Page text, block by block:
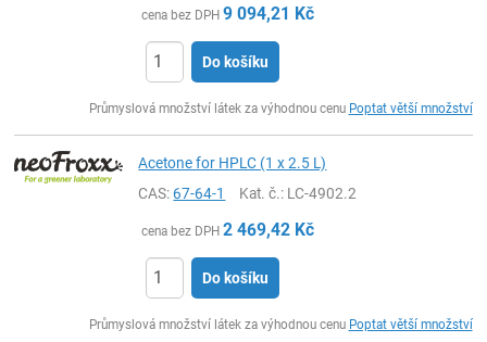
cena bez DPH 9 094,21 Kč
Do košíku
Průmyslová množství látek za výhodnou cenu Poptat větší množství
Acetone for HPLC (1 x 2.5 L)
CAS:67-64-1 Kat. č.: LC-4902.2
cena bez DPH 2 469,42 Kč
Do košíku
Průmyslová množství látek za výhodnou cenu Poptat větší množství